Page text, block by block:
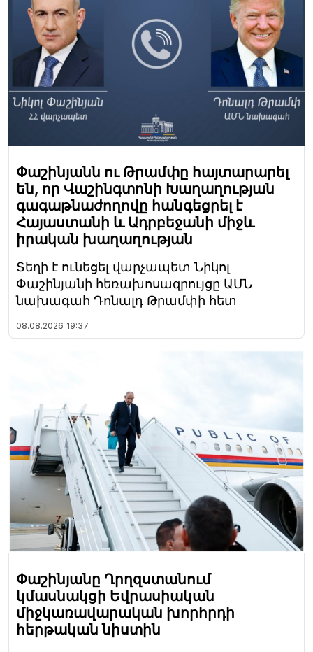
Փաշինյանն ու Թրամփը հայտարարել
են, որ Վաշինգտոնի Խաղաղության
գագաթնաժողովը հանգեցրել է
Հայաստանի և Ադրբեջանի միջև
իրական խաղաղության
Տեղի է ունեցել վարչապետ Նիկոլ
Փաշինյանի հեռախոսազրույցը ԱՄՆ
նախագահ Դոնալդ Թրամփի հետ
08.08.2026 19:37
Փաշինյանը Ղրղզստանում
կմասնակցի Եվրասիական
միջկառավարական խորհրդի
հերթական նիստին